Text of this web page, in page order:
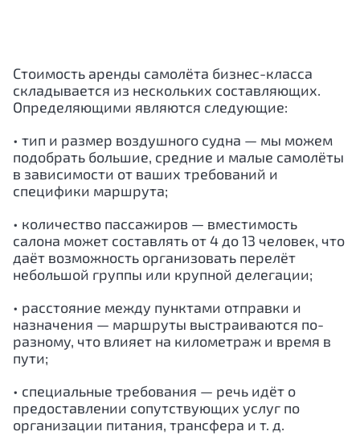
Стоимость аренды самолёта бизнес-класса
складывается из нескольких составляющих.
Определяющими являются следующие:
• тип и размер воздушного судна — мы можем
подобрать большие, средние и малые самолёты
в зависимости от ваших требований и
специфики маршрута;
• количество пассажиров — вместимость
салона может составлять от 4 до 13 человек, что
даёт возможность организовать перелёт
небольшой группы или крупной делегации;
• расстояние между пунктами отправки и
назначения — маршруты выстраиваются по-
разному, что влияет на километраж и время в
пути;
• специальные требования — речь идёт о
предоставлении сопутствующих услуг по
организации питания, трансфера и т. д.